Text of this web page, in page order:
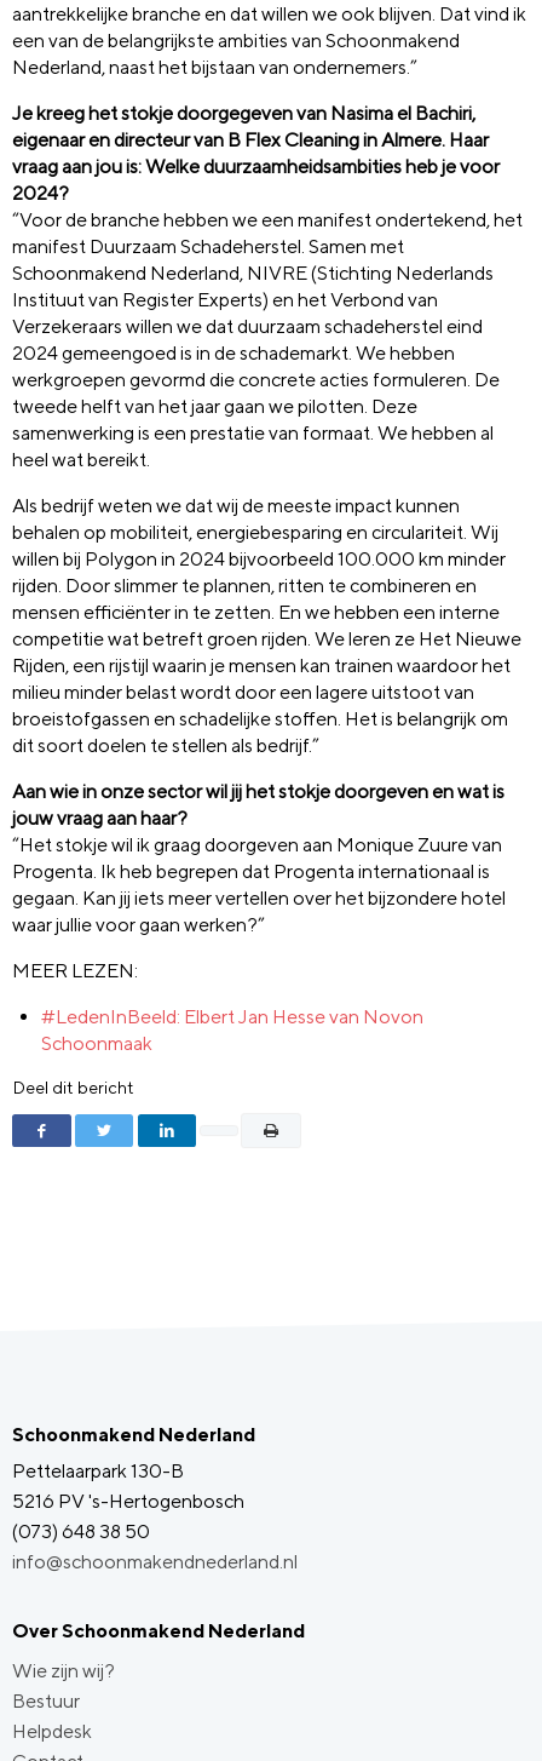
aantrekkelijke branche en dat willen we ook blijven. Dat vind ik
een van de belangrijkste ambities van Schoonmakend
Nederland, naast het bijstaan van ondernemers.”
Je kreeg het stokje doorgegeven van Nasima el Bachiri,
eigenaar en directeur van B Flex Cleaning in Almere. Haar
vraag aan jou is:Welke duurzaamheidsambities heb je voor
2024?
“Voor de branche hebben we een manifest ondertekend, het
manifest Duurzaam Schadeherstel. Samen met
Schoonmakend Nederland, NIVRE (Stichting Nederlands
Instituut van Register Experts) en het Verbond van
Verzekeraars willen we dat duurzaam schadeherstel eind
2024 gemeengoed is in de schademarkt. We hebben
werkgroepen gevormd die concrete acties formuleren. De
tweede helft van het jaar gaan we pilotten. Deze
samenwerking is een prestatie van formaat. We hebben al
heel wat bereikt.
Als bedrijf weten we dat wij de meeste impact kunnen
behalen op mobiliteit, energiebesparing en circulariteit. Wij
willen bij Polygon in 2024 bijvoorbeeld 100.000 km minder
rijden. Door slimmer te plannen, ritten te combineren en
mensen efficiënter in te zetten. En we hebben een interne
competitie wat betreft groen rijden. We leren ze Het Nieuwe
Rijden, een rijstijl waarin je mensen kan trainen waardoor het
milieu minder belast wordt door een lagere uitstoot van
broeistofgassen en schadelijke stoffen. Het is belangrijk om
dit soort doelen te stellen als bedrijf.”
Aan wie in onze sector wil jij het stokje doorgeven en wat is
jouw vraag aan haar?
“Het stokje wil ik graag doorgeven aan Monique Zuure van
Progenta. Ik heb begrepen dat Progenta internationaal is
gegaan. Kan jij iets meer vertellen over het bijzondere hotel
waar jullie voor gaan werken?”
MEER LEZEN:
#LedenInBeeld: Elbert Jan Hesse van Novon
Schoonmaak
Deel dit bericht
Schoonmakend Nederland
Pettelaarpark 130-B
5216 PV 's-Hertogenbosch
(073) 648 38 50
info@schoonmakendnederland.nl
Over Schoonmakend Nederland
Wie zijn wij?
Bestuur
Helpdesk